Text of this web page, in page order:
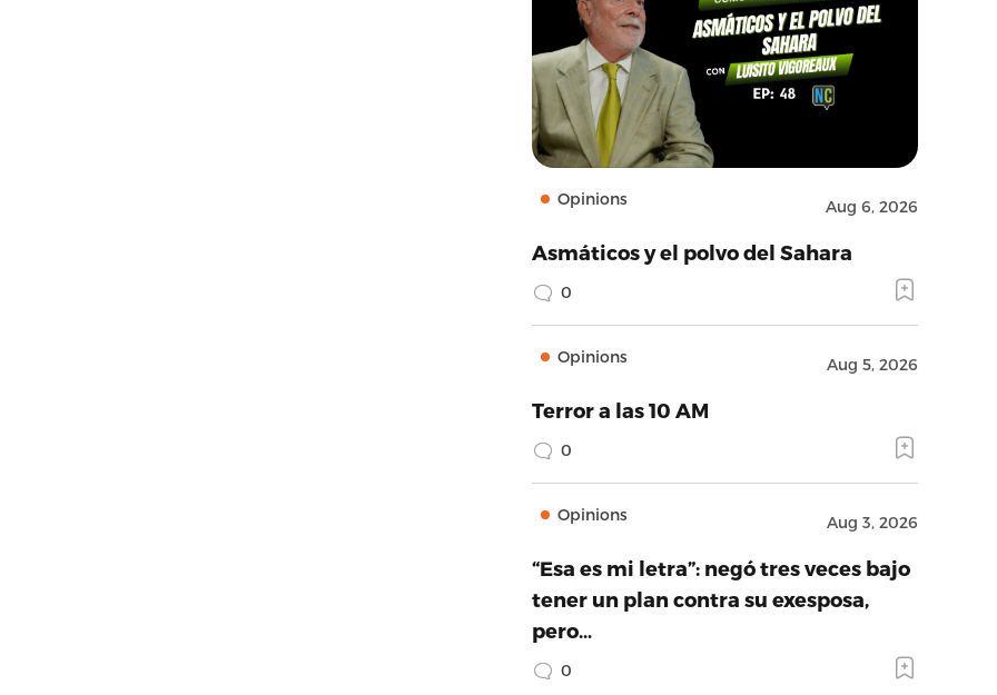
Opinions Aug 6, 2026
Asmáticos y el polvo del Sahara
0
Opinions Aug 5, 2026
Terror a las 10 AM
0
Opinions Aug 3, 2026
“Esa es mi letra”: negó tres veces bajo
tener un plan contra su exesposa,
pero…
0